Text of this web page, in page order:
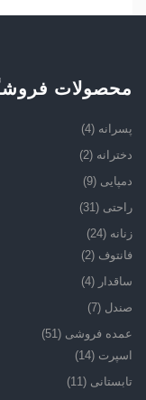
محصولات
پسرانه (4)
دخترانه (2)
دمپایی (9)
راحتی (31)
زنانه (24)
فانتوف (2)
ساقدار (4)
صندل (7)
عمده فروشی (51)
اسپرت (14)
تابستانی (11)